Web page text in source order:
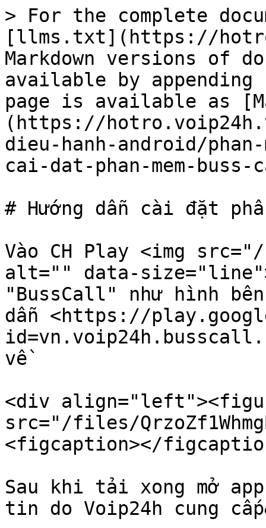
> For the complete
[llms.txt](https://
Markdown versions of
available by
page is available as
(https://
dieu-hanh-android/
cai-dat-phan-mem-
# Hướng dẫn cài đặt phần
Vào CH Play <img src="/
alt="" data-
"BussCall" như hình
dẫn <https://
về
<div
src="/files/
<figcaption></
Sau khi tải xong mở
tin do Voip24h cung